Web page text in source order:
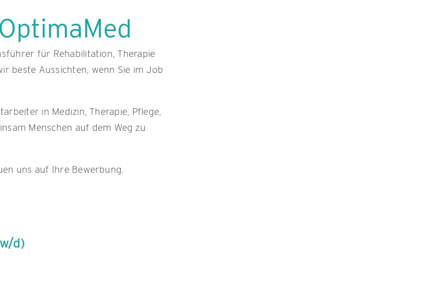
für Rehabilitation, Therapie
beste Aussichten, wenn Sie im Job
in Medizin, Therapie, Pflege,
Menschen auf dem Weg zu
uns auf Ihre Bewerbung.
d)